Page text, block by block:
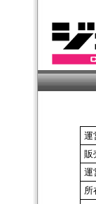
運
販
運
所